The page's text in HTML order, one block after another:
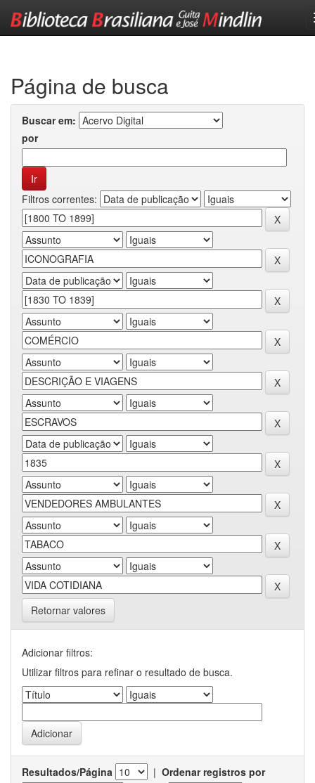
Página de busca
Buscar em:
por
Filtros correntes:
Retornar valores
Adicionar filtros:
Utilizar filtros para refinar o resultado de busca.
Resultados/Página | Ordenar registros por